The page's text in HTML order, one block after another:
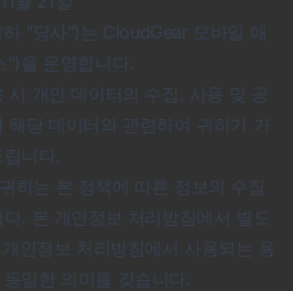
“당사”)는 CloudGear 모바일 애
”)을 운영합니다.
시 개인 데이터의 수집, 사용 및 공
해당 데이터와 관련하여 귀하가 가
니다.
하는 본 정책에 따른 정보의 수집
. 본 개인정보 처리방침에서 별도
인정보 처리방침에서 사용되는 용
일한 의미를 갖습니다.